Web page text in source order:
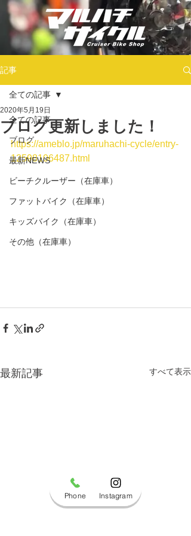
記事
全ての記事
ブログ
最新NEWS
ビーチクルーザー（在庫車）
ファットバイク（在庫車）
キッズバイク（在庫車）
その他（在庫車）
全ての記事
ブログ更新しました！
2020年5月19日
https://ameblo.jp/maruhachi-cycle/entry-
12598106487.html
最新記事 すべて表示
Phone Instagram